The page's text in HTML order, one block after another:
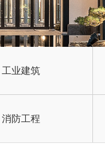
工业建筑
消防工程